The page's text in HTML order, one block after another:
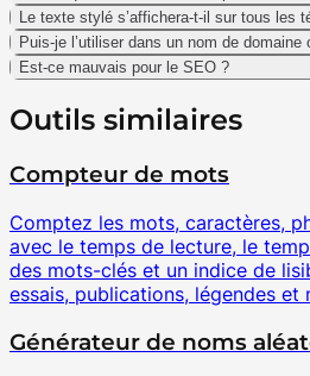
Le texte stylé s’affichera-t-il sur tous les
Puis-je l’utiliser dans un nom de
Est-ce mauvais pour le SEO ?
Outils similaires
Compteur de mots
Comptez les mots, caractères,
avec le temps de lecture, le
des mots-clés et un indice de
essais, publications, légendes et
Générateur de noms